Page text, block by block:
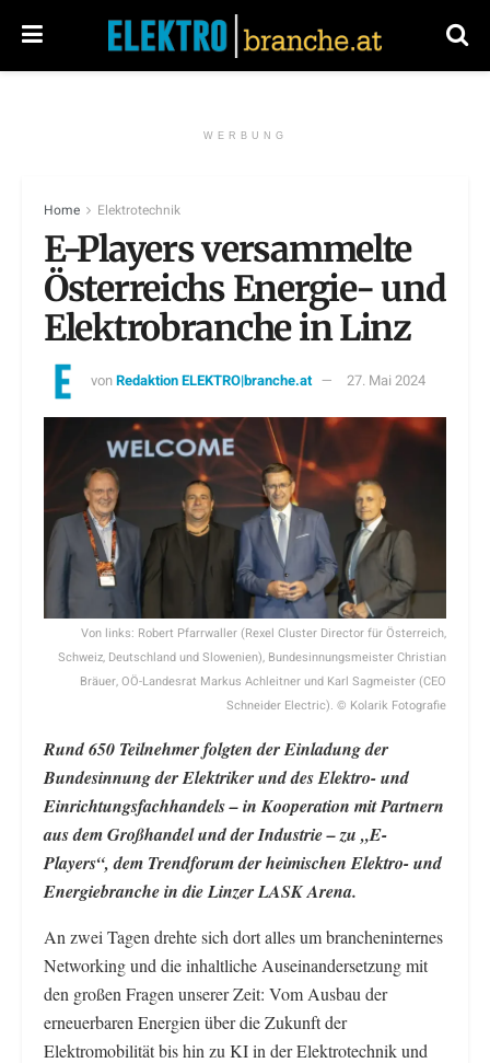
WERBUNG
Home Elektrotechnik
E-Players versammelte
Österreichs Energie- und
Elektrobranche in Linz
vonRedaktion ELEKTRO|branche.at 27. Mai 2024
Von links: Robert Pfarrwaller (Rexel Cluster Director für Österreich,
Schweiz, Deutschland und Slowenien), Bundesinnungsmeister Christian
Bräuer, OÖ-Landesrat Markus Achleitner und Karl Sagmeister (CEO
Schneider Electric). © Kolarik Fotografie
Rund 650 Teilnehmer folgten der Einladung der
Bundesinnung der Elektriker und des Elektro- und
Einrichtungsfachhandels – in Kooperation mit Partnern
aus dem Großhandel und der Industrie – zu „E-
Players“, dem Trendforum der heimischen Elektro- und
Energiebranche in die Linzer LASK Arena.
An zwei Tagen drehte sich dort alles um brancheninternes
Networking und die inhaltliche Auseinandersetzung mit
den großen Fragen unserer Zeit: Vom Ausbau der
erneuerbaren Energien über die Zukunft der
Elektromobilität bis hin zu KI in der Elektrotechnik und